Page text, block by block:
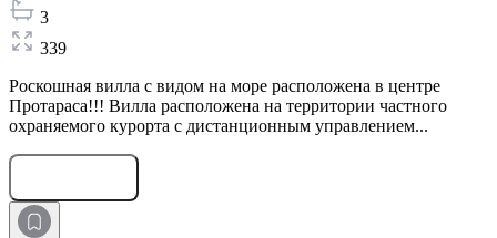
3
339
Роскошная вилла с видом на море расположена в центре
Протараса!!! Вилла расположена на территории частного
охраняемого курорта с дистанционным управлением...